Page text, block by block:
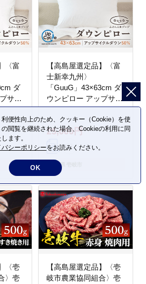
〈富
ダ
サイ
壱岐
【高島屋選定品】〈富
士新幸九州〉
「GuuG」43×63cm ダ
ウンピロー アップサイ
クル ダウン50%《壱岐
市》布団 羽毛 枕
[JFJ010]
25,000円
長崎県 壱岐市
〈壱
〉壱
【高島屋選定品】〈壱
岐市農業協同組合〉壱
便性向上のため、クッキー（Cookie）を使
閲覧を継続された場合、Cookieの利用に同
ます。
バシーポリシーをお読みください。
OK